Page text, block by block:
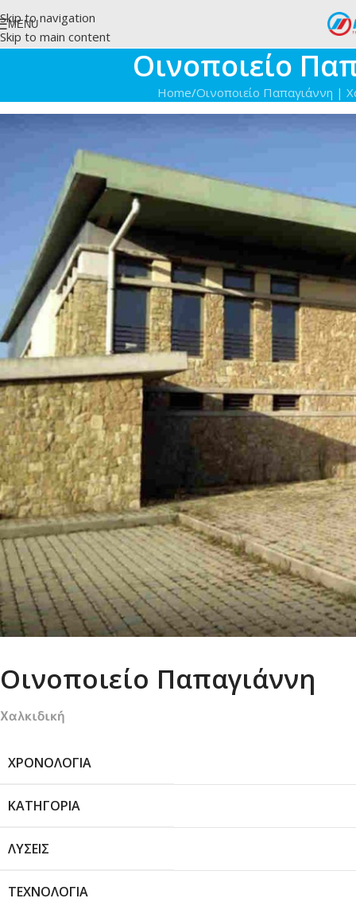
Skip to navigation
Skip to main content
MENU
Οινοποιείο
Home/Οινοποιείο Παπαγιάννη |
Οινοποιείο Παπαγιάννη
Χαλκιδική
ΧΡΟΝΟΛΟΓΊΑ
ΚΑΤΗΓΟΡΊΑ
ΛΎΣΕΙΣ
ΤΕΧΝΟΛΟΓΊΑ